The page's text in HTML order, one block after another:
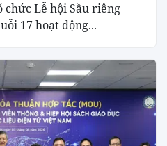
Lễ hội Sầu riêng
17 hoạt động...